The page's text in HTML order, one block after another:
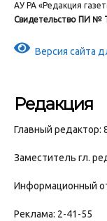
АУ РА «Редакция
Свидетельство ПИ №
Версия сайта
Редакция
Главный редактор:
Заместитель гл.
Информационный
Реклама: 2-41-55